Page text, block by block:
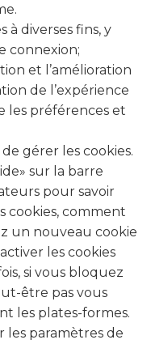
à diverses fins, y
connexion;
et l’amélioration
de l’expérience
les préférences et
gérer les cookies.
sur la barre
pour savoir
cookies, comment
un nouveau cookie
les cookies
si vous bloquez
être pas vous
les plates-formes.
les paramètres de